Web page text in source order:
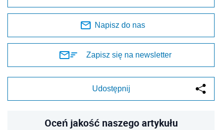
Napisz do nas
Zapisz się na newsletter
Udostępnij
Oceń jakość naszego artykułu